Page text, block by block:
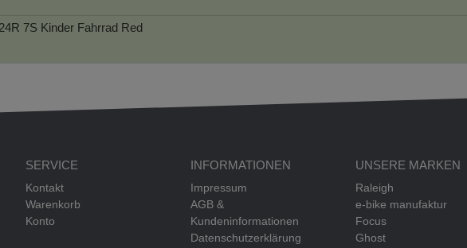
7S Kinder Fahrrad Red
SERVICE
Kontakt
Warenkorb
Konto
INFORMATIONEN
Impressum
AGB &
Kundeninformationen
Datenschutzerklärung
UNSERE MARKEN
Raleigh
e-bike manufaktur
Focus
Ghost